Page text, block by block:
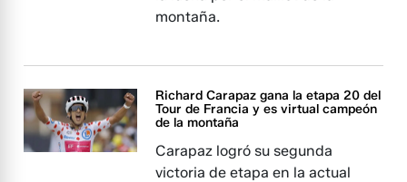
montaña.
Richard Carapaz gana la etapa 20 del
Tour de Francia y es virtual campeón
de la montaña
Carapaz logró su segunda
victoria de etapa en la actual